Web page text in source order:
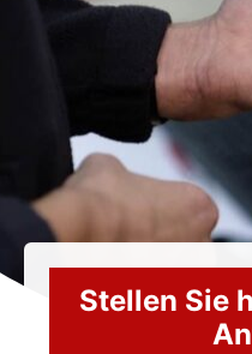
Stellen Sie